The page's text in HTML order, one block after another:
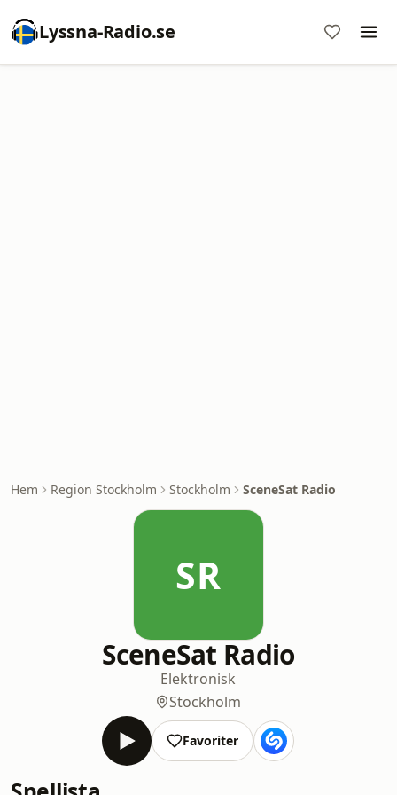
Lyssna-Radio.se
Hem Region Stockholm Stockholm SceneSat Radio
SR
SceneSat Radio
Elektronisk
Stockholm
Favoriter